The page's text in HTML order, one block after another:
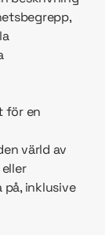
för en
värld av
inklusive